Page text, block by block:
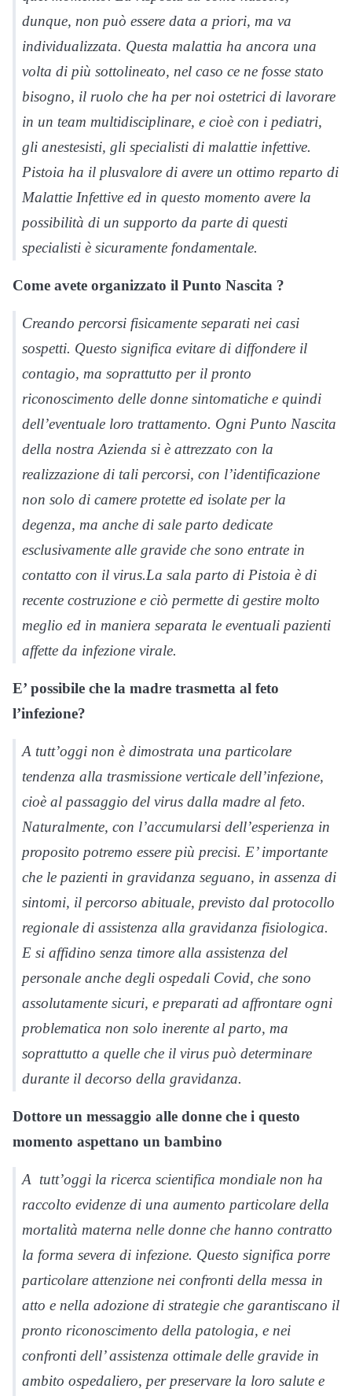
dunque, non può essere data a priori, ma va
individualizzata. Questa malattia ha ancora una
volta di più sottolineato, nel caso ce ne fosse stato
bisogno, il ruolo che ha per noi ostetrici di lavorare
in un team multidisciplinare, e cioè con i pediatri,
gli anestesisti, gli specialisti di malattie infettive.
Pistoia ha il plusvalore di avere un ottimo reparto di
Malattie Infettive ed in questo momento avere la
possibilità di un supporto da parte di questi
specialisti è sicuramente fondamentale.
Come avete organizzato il Punto Nascita ?
Creando percorsi fisicamente separati nei casi
sospetti. Questo significa evitare di diffondere il
contagio, ma soprattutto per il pronto
riconoscimento delle donne sintomatiche e quindi
dell’eventuale loro trattamento. Ogni Punto Nascita
della nostra Azienda si è attrezzato con la
realizzazione di tali percorsi, con l’identificazione
non solo di camere protette ed isolate per la
degenza, ma anche di sale parto dedicate
esclusivamente alle gravide che sono entrate in
contatto con il virus.La sala parto di Pistoia è di
recente costruzione e ciò permette di gestire molto
meglio ed in maniera separata le eventuali pazienti
affette da infezione virale.
E’ possibile che la madre trasmetta al feto
l’infezione?
A tutt’oggi non è dimostrata una particolare
tendenza alla trasmissione verticale dell’infezione,
cioè al passaggio del virus dalla madre al feto.
Naturalmente, con l’accumularsi dell’esperienza in
proposito potremo essere più precisi. E’ importante
che le pazienti in gravidanza seguano, in assenza di
sintomi, il percorso abituale, previsto dal protocollo
regionale di assistenza alla gravidanza fisiologica.
E si affidino senza timore alla assistenza del
personale anche degli ospedali Covid, che sono
assolutamente sicuri, e preparati ad affrontare ogni
problematica non solo inerente al parto, ma
soprattutto a quelle che il virus può determinare
durante il decorso della gravidanza.
Dottore un messaggio alle donne che i questo
momento aspettano un bambino
A tutt’oggi la ricerca scientifica mondiale non ha
raccolto evidenze di una aumento particolare della
mortalità materna nelle donne che hanno contratto
la forma severa di infezione. Questo significa porre
particolare attenzione nei confronti della messa in
atto e nella adozione di strategie che garantiscano il
pronto riconoscimento della patologia, e nei
confronti dell’ assistenza ottimale delle gravide in
ambito ospedaliero, per preservare la loro salute e